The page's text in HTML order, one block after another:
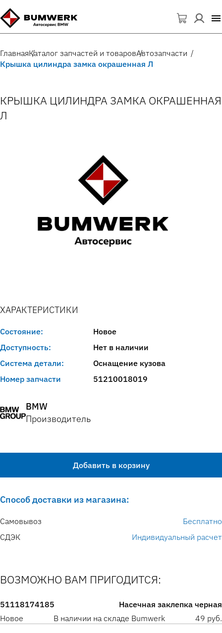
ГлавнаяКаталог запчастей и товаровАвтозапчасти
Крышка цилиндра замка окрашенная Л
КРЫШКА ЦИЛИНДРА ЗАМКА ОКРАШЕННАЯ
Л
ХАРАКТЕРИСТИКИ
Состояние:
Новое
Доступность:
Нет в наличии
Система детали:
Оснащение кузова
Номер запчасти
51210018019
BMW
Производитель
Добавить в корзину
Способ доставки из магазина:
Самовывоз
Бесплатно
СДЭК
Индивидуальный расчет
ВОЗМОЖНО ВАМ ПРИГОДИТСЯ:
51118174185
Насечная заклепка черная
Новое
В наличии на складе Bumwerk 49 руб.